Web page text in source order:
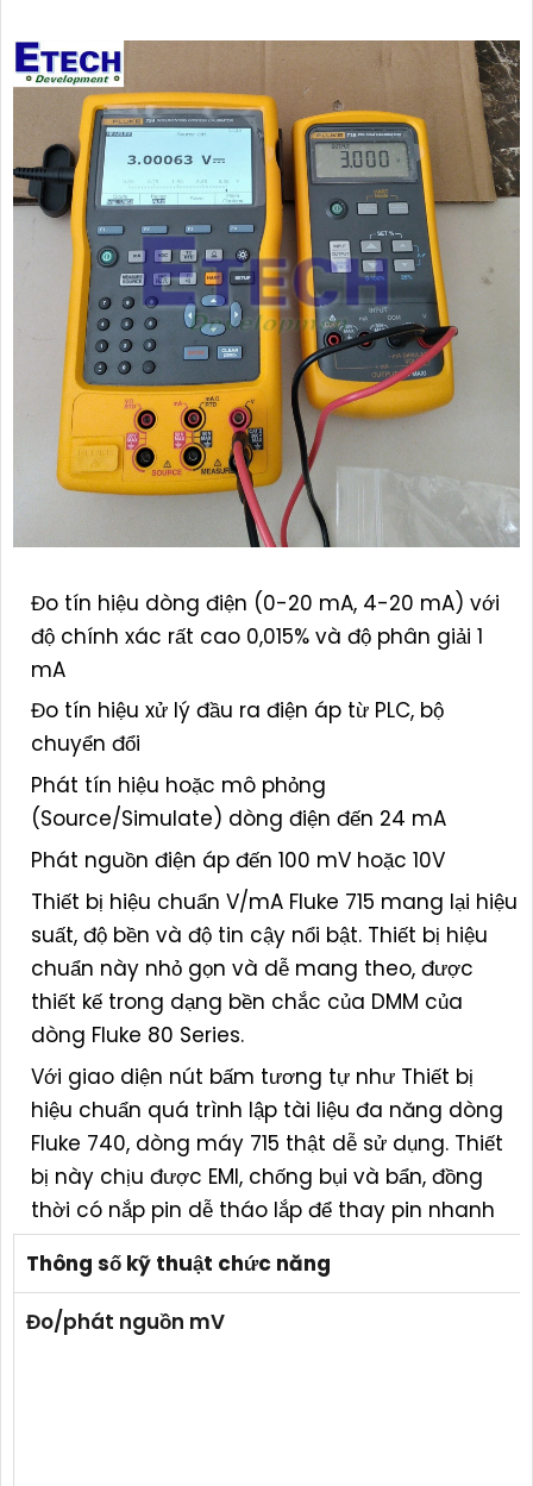
Đo tín hiệu dòng điện (0-20 mA, 4-20 mA) với
độ chính xác rất cao 0,015% và độ phân giải 1
mA
Đo tín hiệu xử lý đầu ra điện áp từ PLC, bộ
chuyển đổi
Phát tín hiệu hoặc mô phỏng
(Source/Simulate) dòng điện đến 24 mA
Phát nguồn điện áp đến 100 mV hoặc 10V
Thiết bị hiệu chuẩn V/mA Fluke 715 mang lại hiệu
suất, độ bền và độ tin cậy nổi bật. Thiết bị hiệu
chuẩn này nhỏ gọn và dễ mang theo, được
thiết kế trong dạng bền chắc của DMM của
dòng Fluke 80 Series.
Với giao diện nút bấm tương tự như Thiết bị
hiệu chuẩn quá trình lập tài liệu đa năng dòng
Fluke 740, dòng máy 715 thật dễ sử dụng. Thiết
bị này chịu được EMI, chống bụi và bẩn, đồng
thời có nắp pin dễ tháo lắp để thay pin nhanh
Thông số kỹ thuật chức năng
Đo/phát nguồn mV